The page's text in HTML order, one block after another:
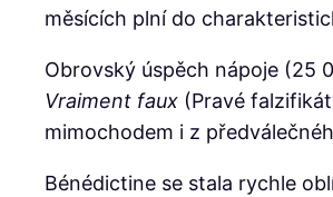
měsících plní do
Obrovský úspěch nápoje (25
Vraiment faux (Pravé
mimochodem i z
Bénédictine se stala rychle